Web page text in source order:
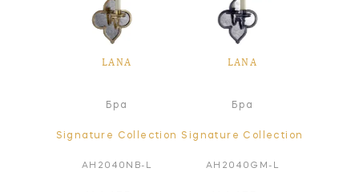
LANA
Бра
Signature Collection
AH2040NB-L
LANA
Бра
Signature Collection
AH2040GM-L